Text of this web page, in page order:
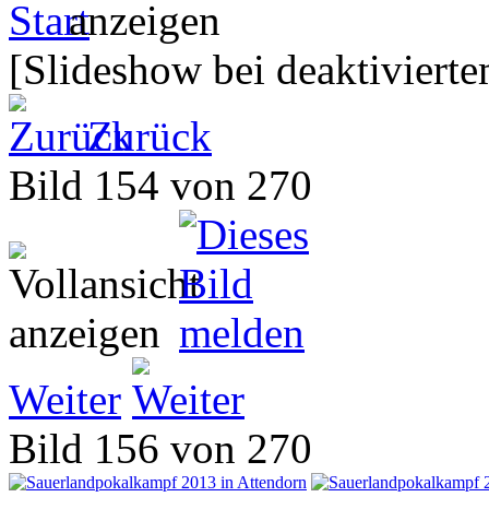
[Slideshow bei
Zurück
Bild 154 von 270
Weiter
Bild 156 von 270